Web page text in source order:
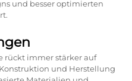
und besser optimierten
rückt immer stärker auf
und Herstellung